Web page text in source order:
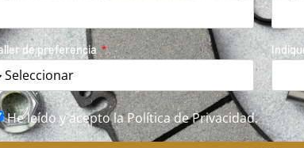
de preferencia
He leído y acepto la Política de Privacidad.